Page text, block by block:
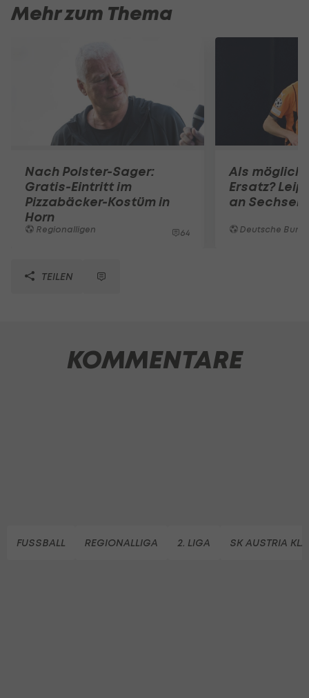
Mehr zum Thema
Nach Polster-Sager:
Gratis-Eintritt im
Pizzabäcker-Kostüm in
Horn
Regionalligen 64
Als
Ersatz?
an Sechser
Deutsche
TEILEN
KOMMENTARE
FUSSBALL REGIONALLIGA 2. LIGA SK AUSTRIA